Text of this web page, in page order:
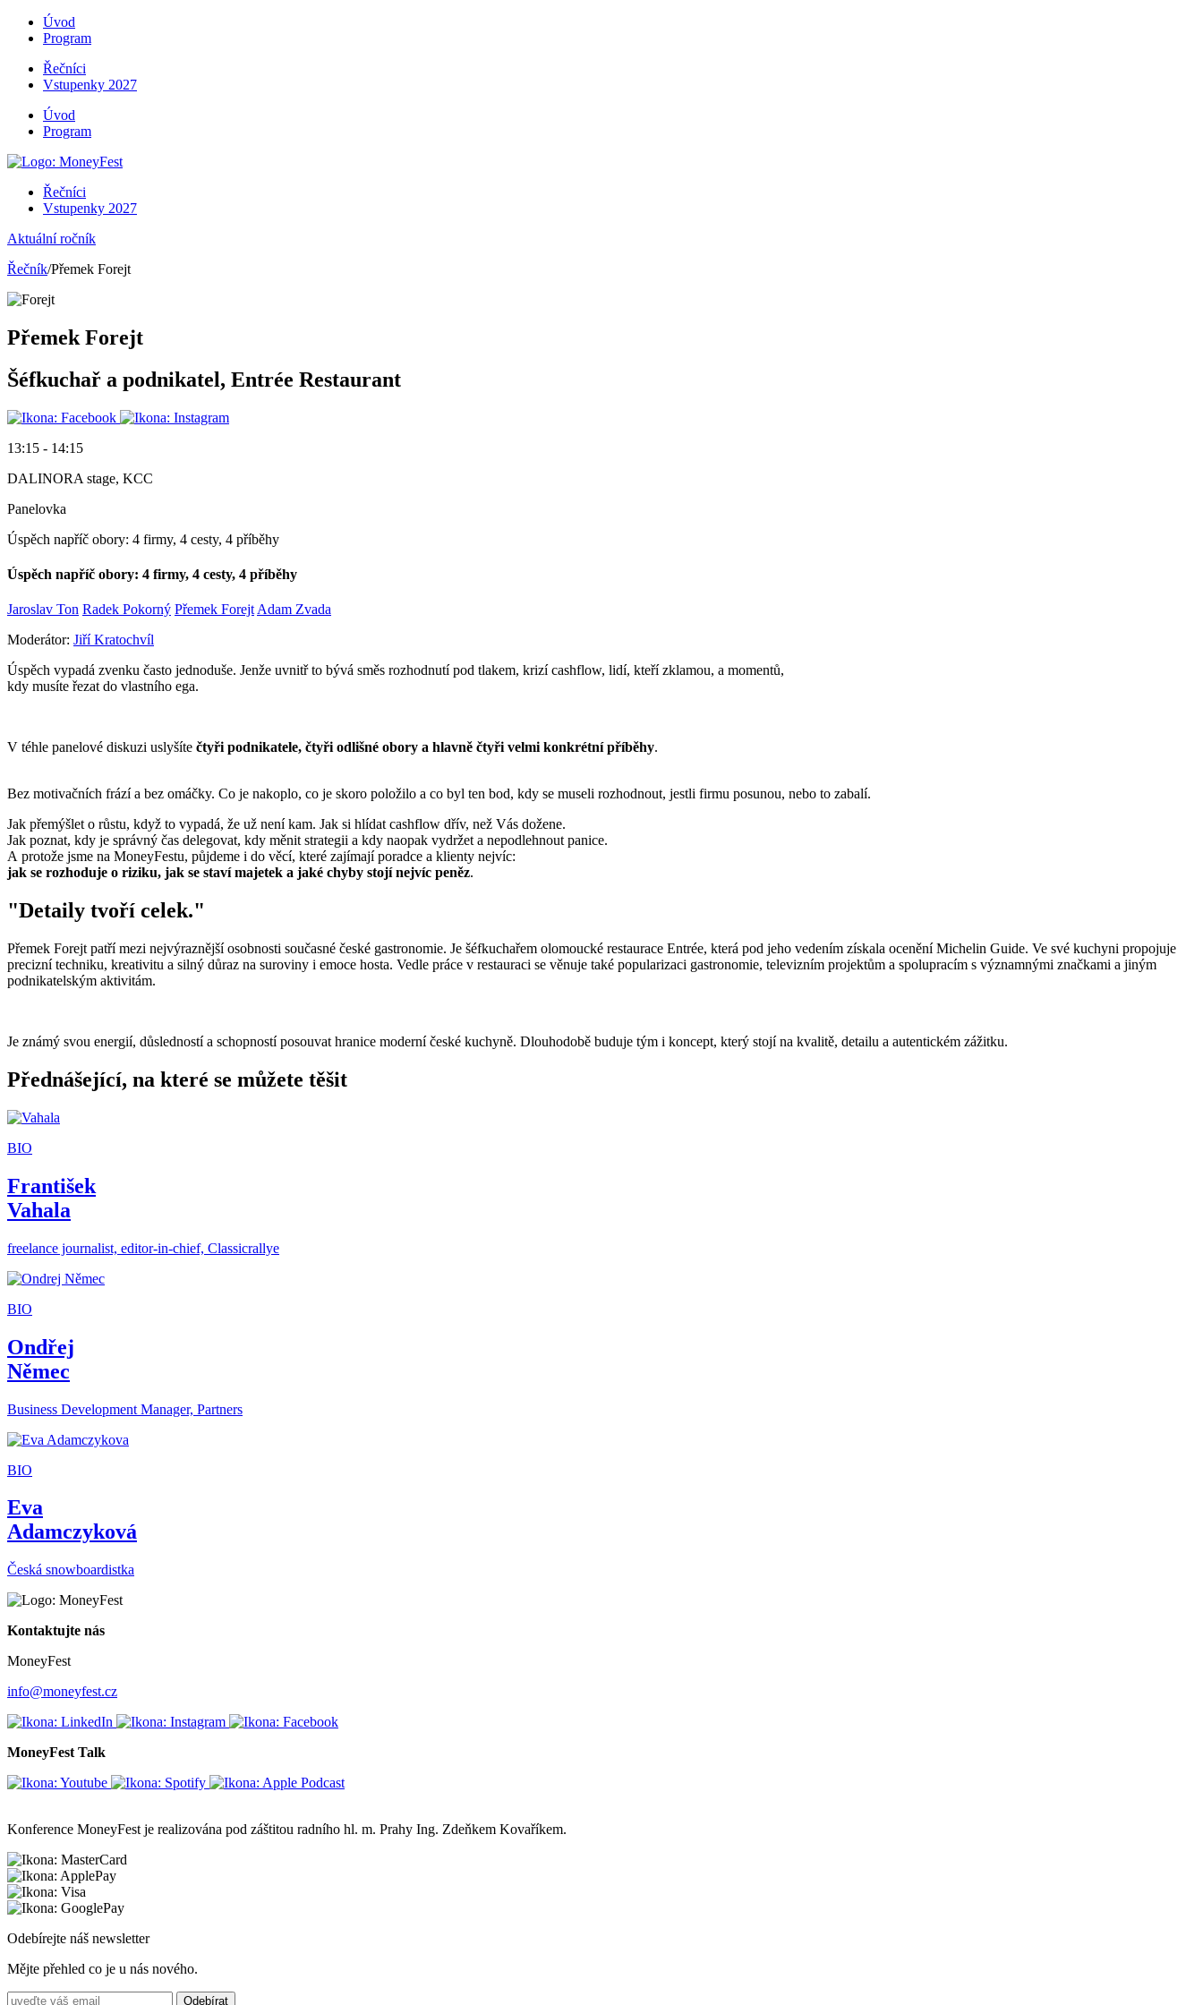
Úvod
Program
Řečníci
Vstupenky 2027
Úvod
Program
Řečníci
Vstupenky 2027
Aktuální ročník
Řečník/Přemek Forejt
Přemek Forejt
Šéfkuchař a podnikatel, Entrée Restaurant
13:15 - 14:15
DALINORA stage, KCC
Panelovka
Úspěch napříč obory: 4 firmy, 4 cesty, 4 příběhy
Úspěch napříč obory: 4 firmy, 4 cesty, 4 příběhy
Jaroslav Ton Radek Pokorný Přemek Forejt Adam Zvada
Moderátor: Jiří Kratochvíl
Úspěch vypadá zvenku často jednoduše. Jenže uvnitř to bývá směs rozhodnutí pod tlakem, krizí cashflow, lidí, kteří zklamou, a momentů,
kdy musíte řezat do vlastního ega.
V téhle panelové diskuzi uslyšíte čtyři podnikatele, čtyři odlišné obory a hlavně čtyři velmi konkrétní příběhy.
Bez motivačních frází a bez omáčky. Co je nakoplo, co je skoro položilo a co byl ten bod, kdy se museli rozhodnout, jestli firmu posunou, nebo to zabalí.
Jak přemýšlet o růstu, když to vypadá, že už není kam. Jak si hlídat cashflow dřív, než Vás dožene.
Jak poznat, kdy je správný čas delegovat, kdy měnit strategii a kdy naopak vydržet a nepodlehnout panice.
A protože jsme na MoneyFestu, půjdeme i do věcí, které zajímají poradce a klienty nejvíc:
jak se rozhoduje o riziku, jak se staví majetek a jaké chyby stojí nejvíc peněz.
"Detaily tvoří celek."
Přemek Forejt patří mezi nejvýraznější osobnosti současné české gastronomie. Je šéfkuchařem olomoucké restaurace Entrée, která pod jeho vedením získala ocenění Michelin Guide. Ve své kuchyni propojuje
precizní techniku, kreativitu a silný důraz na suroviny i emoce hosta. Vedle práce v restauraci se věnuje také popularizaci gastronomie, televizním projektům a spolupracím s významnými značkami a jiným
podnikatelským aktivitám.
Je známý svou energií, důsledností a schopností posouvat hranice moderní české kuchyně. Dlouhodobě buduje tým i koncept, který stojí na kvalitě, detailu a autentickém zážitku.
Přednášející, na které se můžete těšit
BIO
František
Vahala
freelance journalist, editor-in-chief, Classicrallye
BIO
Ondřej
Němec
Business Development Manager, Partners
BIO
Eva
Adamczyková
Česká snowboardistka
Kontaktujte nás
MoneyFest
info@moneyfest.cz
MoneyFest Talk
Konference MoneyFest je realizována pod záštitou radního hl. m. Prahy Ing. Zdeňkem Kovaříkem.
Odebírejte náš newsletter
Mějte přehled co je u nás nového.
Odebírat